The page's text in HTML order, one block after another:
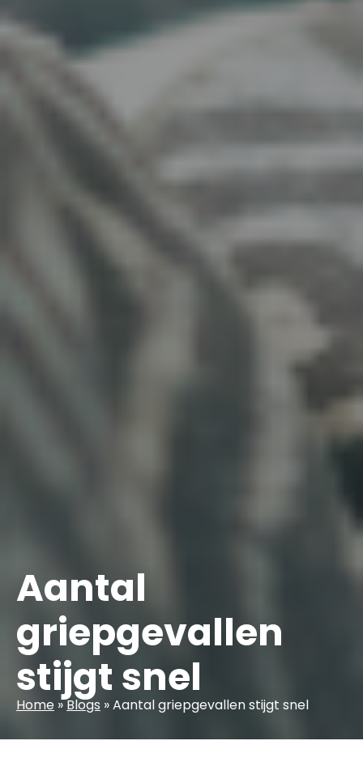
Aantal
griepgevallen
stijgt snel
Home »Blogs »Aantal griepgevallen stijgt snel